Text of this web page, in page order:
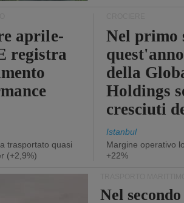
aprile-
registra
trasportato quasi
(+2,9%)
Nel primo
della
Holdings
cresciuti
Istanbul
Margine operativo
+22%
Nel